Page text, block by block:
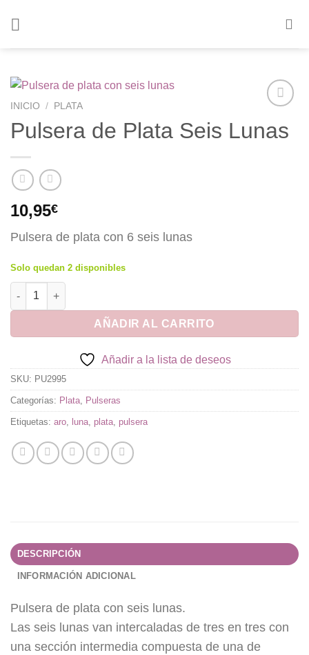
a la
INICIO / PLATA
Pulsera de Plata Seis Lunas
10,95€
Pulsera de plata con 6 seis lunas
Solo quedan 2 disponibles
Pulsera de Plata Seis Lunas cantidad
AÑADIR AL CARRITO
Añadir a la lista de deseos
SKU: PU2995
Categorías: Plata, Pulseras
Etiquetas: aro, luna, plata, pulsera
DESCRIPCIÓN
INFORMACIÓN ADICIONAL
Pulsera de plata con seis lunas.
Las seis lunas van intercaladas de tres en tres con
una sección intermedia compuesta de una de